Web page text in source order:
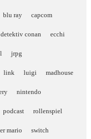
blu ray capcom
detektiv conan ecchi
jrpg
link luigi madhouse
nintendo
podcast rollenspiel
mario switch